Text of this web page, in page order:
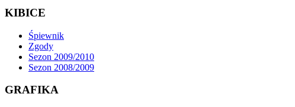
KIBICE
Śpiewnik
Zgody
Sezon 2009/2010
Sezon 2008/2009
GRAFIKA